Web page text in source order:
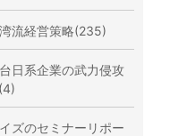
流経営策略(235)
日系企業の武力侵攻
ズのセミナーリポー